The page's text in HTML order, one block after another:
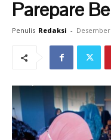
Parepare
Penulis Redaksi - Desember